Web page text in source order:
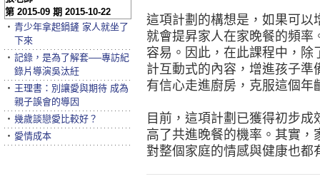
這項計劃的構想是，如果可以
就會提昇家人在家晚餐的頻
容易。因此，在此課程中，
計互動式的內容，增進孩子
有信心走進廚房，克服這個年
目前，這項計劃已獲得初步
高了共進晚餐的機率。其實
對整個家庭的情感與健康也都
第 2015-09 期 2015-10-22
‧ 青少年拿起鍋鏟 家人就坐了
下來
‧ 記錄，是為了解套──專訪紀
錄片導演吳汰紝
‧ 王理書：別讓愛與期待 成為
親子誤會的導因
‧ 幾歲談戀愛比較好？
‧ 愛情成本